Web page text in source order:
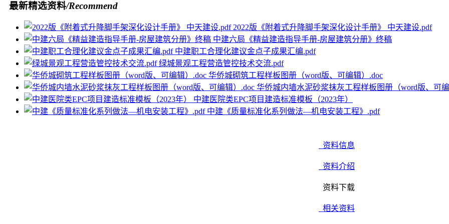
最新精选资料/Recommend
2022版《附着式升降脚手架深化设计手册》 中天建设.pdf
中建六局《精益建造指导手册-房屋建筑分册》终稿
中建职工合理化建议金点子成果汇编.pdf
绿城景观工程营造管控技术交流.pdf
华侨城砌筑工程样板图册（word版、可编辑）.doc
华侨城内墙水泥砂浆抹灰工程样板图册（word版、可
中建医院类EPC项目建造标准模板（2023年）
中建《质量标准化系列做法—机电安装工程》.pdf
资料信息
资料介绍
资料下载
相关资料